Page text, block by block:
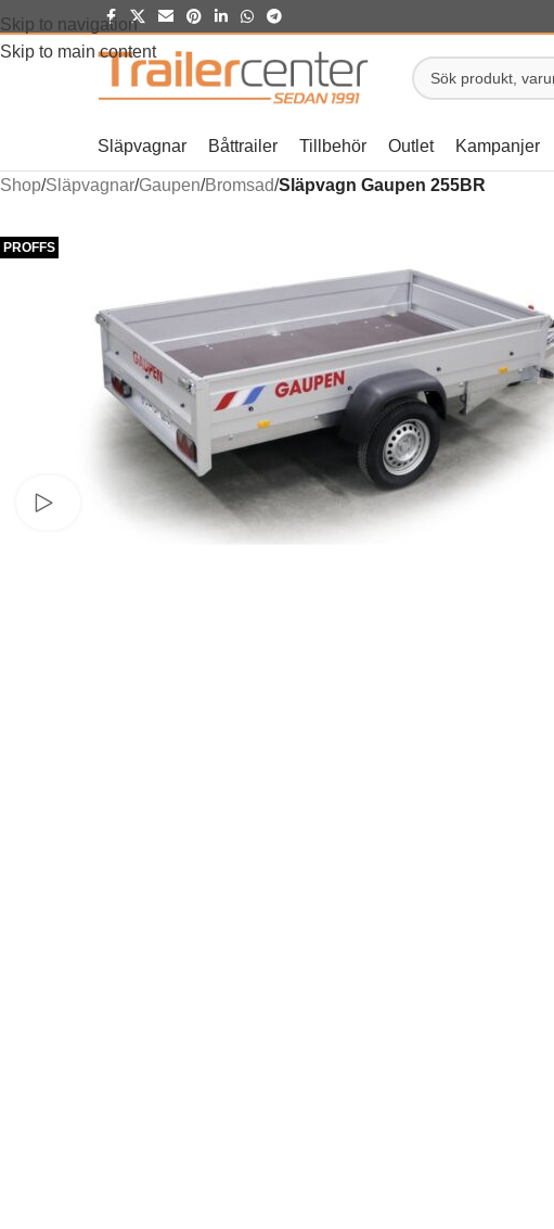
Skip to navigation
Skip to main content
Släpvagnar Båttrailer Tillbehör Outlet Kampanjer
Shop/Släpvagnar/Gaupen/Bromsad/Släpvagn Gaupen 255BR
PROFFS